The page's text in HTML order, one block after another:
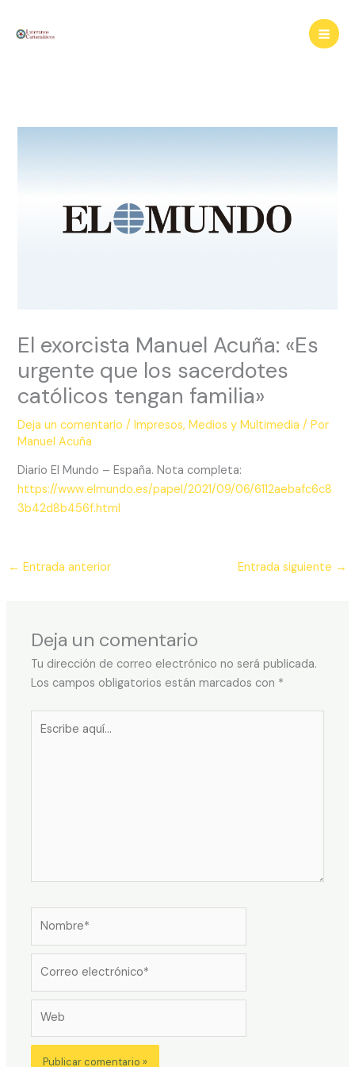
El exorcista Manuel Acuña: «Es
urgente que los sacerdotes
católicos tengan familia»
Deja un comentario /Impresos,Medios y Multimedia / Por
Manuel Acuña
Diario El Mundo – España. Nota completa:
https://www.elmundo.es/papel/2021/09/06/6112aebafc6c8
3b42d8b456f.html
← Entrada anterior Entrada siguiente →
Deja un comentario
Tu dirección de correo electrónico no será publicada.
Los campos obligatorios están marcados con *
aquí...
electrónico*